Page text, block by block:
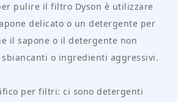
pulire il filtro Dyson è utilizzare
delicato o un detergente per
il sapone o il detergente non
o ingredienti aggressivi.
per filtri: ci sono detergenti